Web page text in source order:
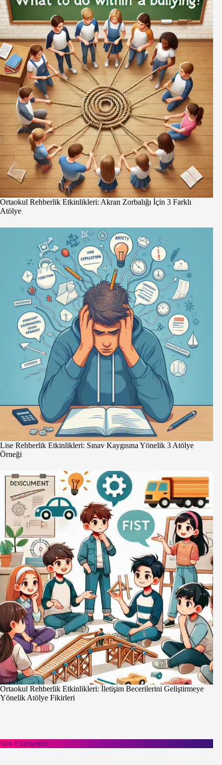
Ortaokul Rehberlik Etkinlikleri: Akran Zorbalığı İçin 3 Farklı
Atölye
Lise Rehberlik Etkinlikleri: Sınav Kaygısına Yönelik 3 Atölye
Örneği
Ortaokul Rehberlik Etkinlikleri: İletişim Becerilerini Geliştirmeye
Yönelik Atölye Fikirleri
Son Eklenenler